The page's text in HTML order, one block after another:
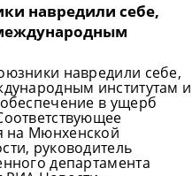
навредили себе,
навредили себе,
институтам и
в ущерб
на Мюнхенской
руководитель
департамента